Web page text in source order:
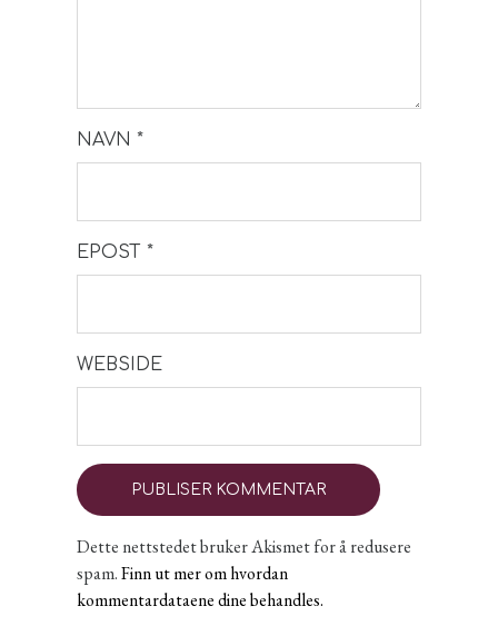
NAVN *
EPOST *
WEBSIDE
Dette nettstedet bruker Akismet for å redusere
spam.Finn ut mer om hvordan
kommentardataene dine behandles.